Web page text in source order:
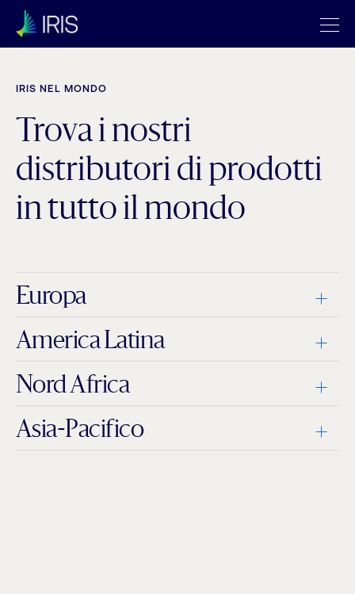
IRIS NEL MONDO
Trova i nostri
distributori di prodotti
in tutto il mondo
Europa
America Latina
Nord Africa
Asia-Pacifico